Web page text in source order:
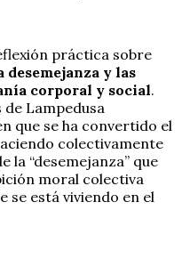
práctica sobre
y las
corporal y social.
de Lampedusa
que se ha convertido el
colectivamente
la “desemejanza” que
moral colectiva
se está viviendo en el